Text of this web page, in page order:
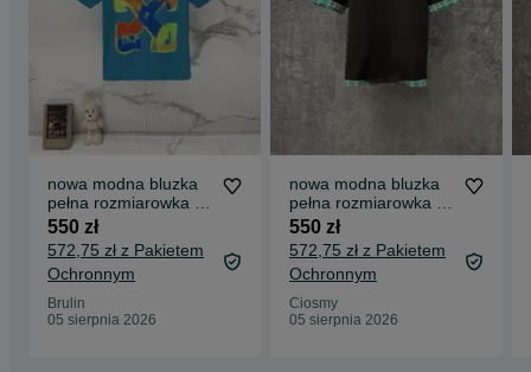
nowa modna bluzka
pełna rozmiarowka S
-XXL
550 zł
572,75 zł z Pakietem
Ochronnym
Brulin
05 sierpnia 2026
nowa modna bluzka
pełna rozmiarowka S
-XXL
550 zł
572,75 zł z Pakietem
Ochronnym
Ciosmy
05 sierpnia 2026